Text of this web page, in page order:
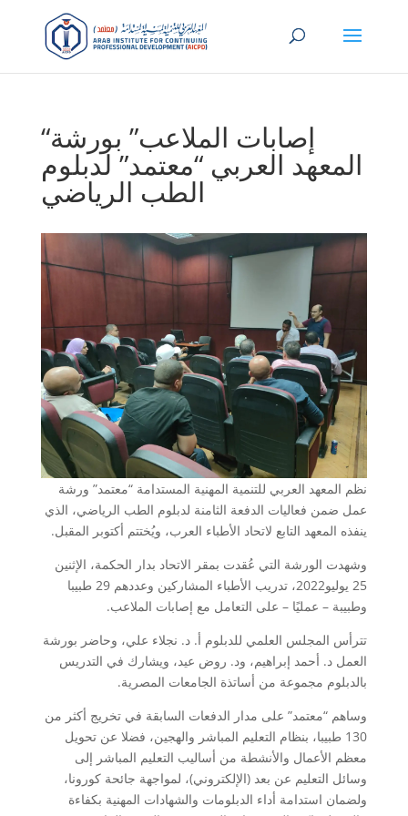
“إصابات الملاعب” بورشة
المعهد العربي “معتمد” لدبلوم
الطب الرياضي
نظم المعهد العربي للتنمية المهنية المستدامة “معتمد” ورشة
عمل ضمن فعاليات الدفعة الثامنة لدبلوم الطب الرياضي، الذي
ينفذه المعهد التابع لاتحاد الأطباء العرب، ويُختتم أكتوبر المقبل.
وشهدت الورشة التي عُقدت بمقر الاتحاد بدار الحكمة، الإثنين
25 يوليو2022، تدريب الأطباء المشاركين وعددهم 29 طبيبا
وطبيبة – عمليًا – على التعامل مع إصابات الملاعب.
تترأس المجلس العلمي للدبلوم أ. د. نجلاء علي، وحاضر بورشة
العمل د. أحمد إبراهيم، ود. روض عيد، ويشارك في التدريس
بالدبلوم مجموعة من أساتذة الجامعات المصرية.
وساهم “معتمد” على مدار الدفعات السابقة في تخريج أكثر من
130 طبيبا، بنظام التعليم المباشر والهجين، فضلا عن تحويل
معظم الأعمال والأنشطة من أساليب التعليم المباشر إلى
وسائل التعليم عن بعد (الإلكتروني)، لمواجهة جائحة كورونا،
ولضمان استدامة أداء الدبلومات والشهادات المهنية بكفاءة